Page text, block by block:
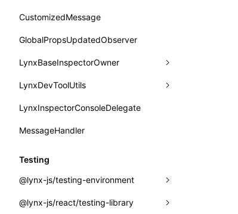
functions
createA2UICatalog()
extractCatalogComponents()
extractCatalogComponentsFromTypeDocJson()
extractCatalogComponentsFromTypeDocProject()
extractCatalogFunctions()
border-inline-end-color
border-inline-end-style
border-inline-end-width
setObserverFrameRate()
onReceivedJSError
onReceivedNativeError
onReportComponentInfo
onRuntimeReady
onScrollStart
onScrollStop
postJsCacheGenerationTask
release
CustomizedMessage
GlobalPropsUpdatedObserver
LynxBaseInspectorOwner
addCDPEventListener
getConsoleObject
invokeCDPFromSDK
removeCDPEventListener
sendMessage
LynxDevToolUtils
setDevToolLibraryLoader
LynxInspectorConsoleDelegate
MessageHandler
Testing
@lynx-js/testing-environment
GlobalEventEmitter
@lynx-js/react/testing-library